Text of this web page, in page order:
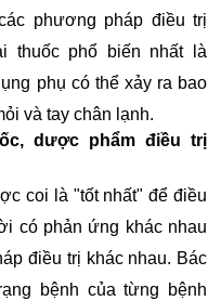
phương pháp điều trị
thuốc phổ biến nhất là
phụ có thể xảy ra bao
và tay chân lạnh.
dược phẩm điều trị
coi là "tốt nhất" để điều
có phản ứng khác nhau
điều trị khác nhau. Bác
bệnh của từng bệnh